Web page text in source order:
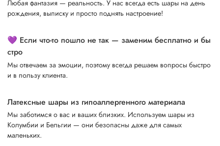
Любая фантазия — реальность. У нас всегда есть шары на день
рождения, выписку и просто поднять настроение!
💜 Если что-то пошло не так — заменим бесплатно и бы
стро
Мы отвечаем за эмоции, поэтому всегда решаем вопросы быстро
и в пользу клиента.
Латексные шары из гипоаллергенного материала
Мы заботимся о вас и ваших близких. Используем шары из
Колумбии и Бельгии — они безопасны даже для самых
маленьких.